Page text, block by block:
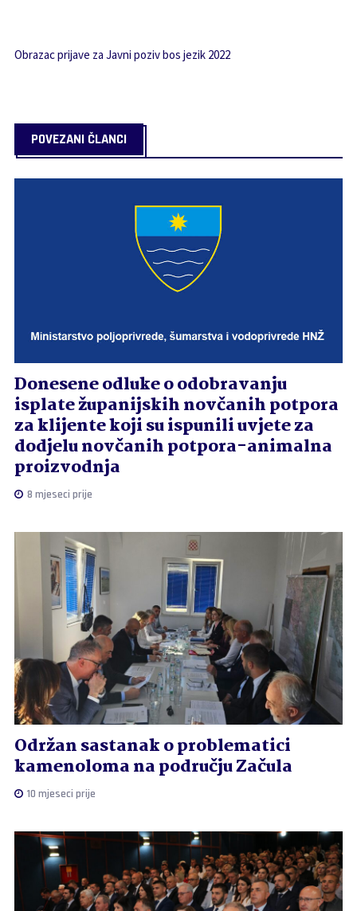
Obrazac prijave za Javni poziv bos jezik 2022
POVEZANI ČLANCI
Donesene odluke o odobravanju
isplate županijskih novčanih potpora
za klijente koji su ispunili uvjete za
dodjelu novčanih potpora-animalna
proizvodnja
8 mjeseci prije
Održan sastanak o problematici
kamenoloma na području Začula
10 mjeseci prije